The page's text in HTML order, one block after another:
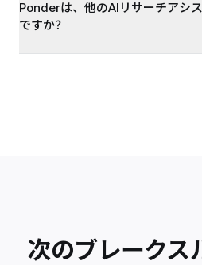
Ponderは、他のAIリサーチアシ
ですか？
次のブレークス